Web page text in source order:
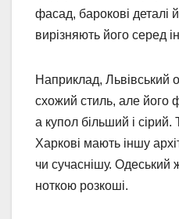
фасад, барокові деталі
вирізняють його серед
Наприклад, Львівський
схожий стиль, але його
а купол більший і сірий.
Харкові мають іншу
чи сучаснішу. Одеський
ноткою розкоші.